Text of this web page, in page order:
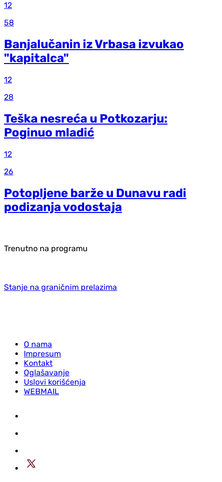
12
58
Banjalučanin iz Vrbasa izvukao
"kapitalca"
12
28
Teška nesreća u Potkozarju:
Poginuo mladić
12
26
Potopljene barže u Dunavu radi
podizanja vodostaja
Trenutno na programu
Stanje na graničnim prelazima
O nama
Impresum
Kontakt
Oglašavanje
Uslovi korišćenja
WEBMAIL